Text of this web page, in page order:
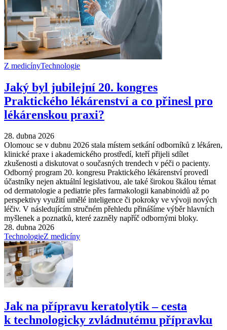
Z medicínyTechnologie
Jaký byl jubilejní 20. kongres
Praktického lékárenství a co přinesl pro
lékárenskou praxi?
28. dubna 2026
Olomouc se v dubnu 2026 stala místem setkání odborníků z lékáren,
klinické praxe i akademického prostředí, kteří přijeli sdílet
zkušenosti a diskutovat o současných trendech v péči o pacienty.
Odborný program 20. kongresu Praktického lékárenství provedl
účastníky nejen aktuální legislativou, ale také širokou škálou témat
od dermatologie a pediatrie přes farmakologii kanabinoidů až po
perspektivy využití umělé inteligence či pokroky ve vývoji nových
léčiv. V následujícím stručném přehledu přinášíme výběr hlavních
myšlenek a poznatků, které zazněly napříč odbornými bloky.
28. dubna 2026
TechnologieZ medicíny
Jak na přípravu keratolytik –⁠ cesta
k technologicky zvládnutému přípravku